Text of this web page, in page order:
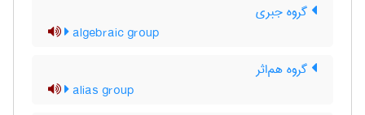
گروه جبری
algebraic group
گروه هم‌اثر
alias group